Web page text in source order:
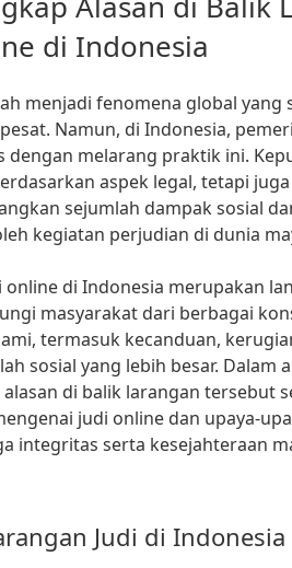
di Indonesia
menjadi fenomena global yang
Namun, di Indonesia,
dengan melarang praktik ini.
aspek legal, tetapi juga
sejumlah dampak sosial
kegiatan perjudian di dunia
online di Indonesia merupakan
masyarakat dari berbagai
termasuk kecanduan,
sosial yang lebih besar. Dalam
di balik larangan tersebut
judi online dan upaya-
integritas serta kesejahteraan
Judi di Indonesia